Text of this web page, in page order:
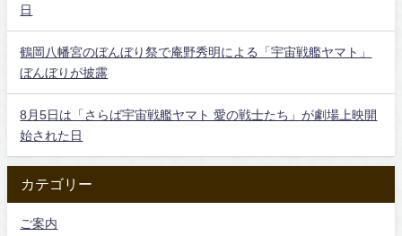
日
鶴岡八幡宮のぼんぼり祭で庵野秀明による「宇宙戦艦ヤマト」
ぼんぼりが披露
8月5日は「さらば宇宙戦艦ヤマト 愛の戦士たち」が劇場上映開
始された日
カテゴリー
ご案内